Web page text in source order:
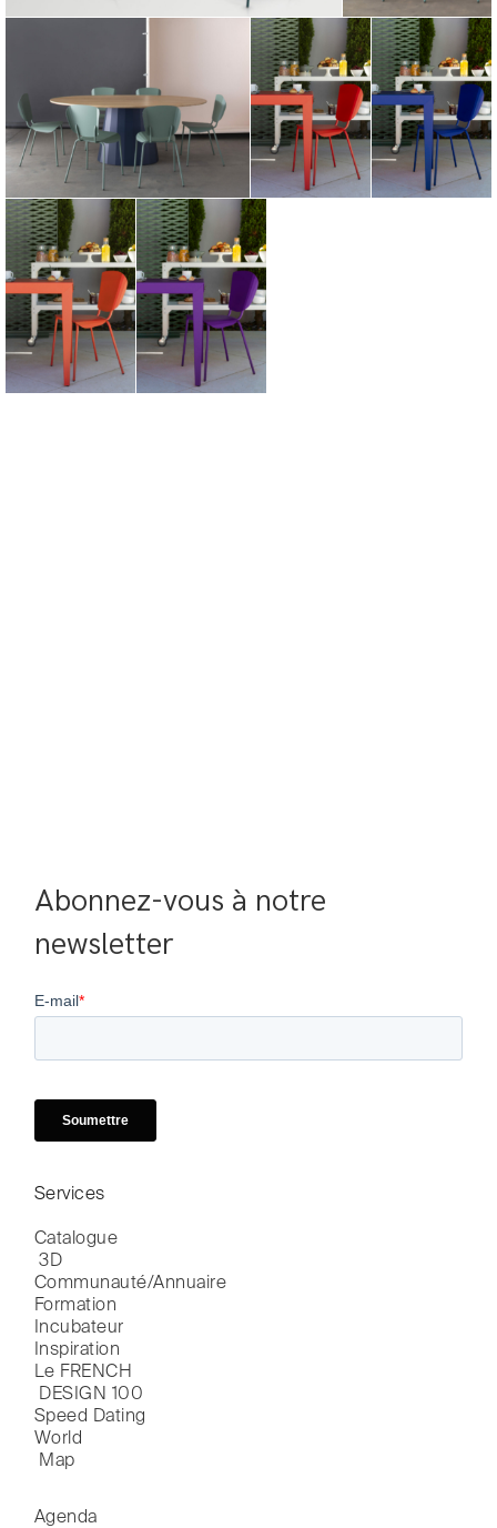
Abonnez-vous à notre
newsletter
Services
Catalogue
3D
Communauté/Annuaire
Formation
Incubateur
Inspiration
Le FRENCH
DESIGN 100
Speed Dating
World
Map
Agenda